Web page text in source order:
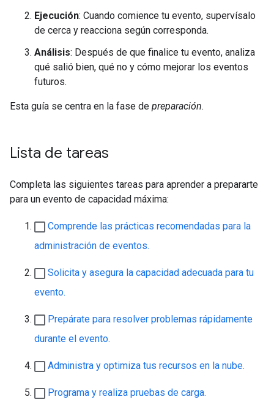
Ejecución: Cuando comience tu evento, supervísalo
de cerca y reacciona según corresponda.
Análisis: Después de que finalice tu evento, analiza
qué salió bien, qué no y cómo mejorar los eventos
futuros.
Esta guía se centra en la fase de preparación.
Lista de tareas
Completa las siguientes tareas para aprender a prepararte
para un evento de capacidad máxima:
Comprende las prácticas recomendadas para la
administración de eventos.
Solicita y asegura la capacidad adecuada para tu
evento.
Prepárate para resolver problemas rápidamente
durante el evento.
Administra y optimiza tus recursos en la nube.
Programa y realiza pruebas de carga.